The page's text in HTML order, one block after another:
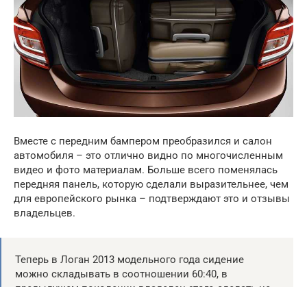
Вместе с передним бампером преобразился и салон
автомобиля – это отлично видно по многочисленным
видео и фото материалам. Больше всего поменялась
передняя панель, которую сделали выразительнее, чем
для европейского рынка – подтверждают это и отзывы
владельцев.
Теперь в Логан 2013 модельного года сидение
можно складывать в соотношении 60:40, в